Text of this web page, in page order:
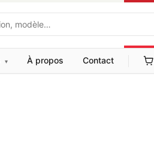
▾ À propos Contact